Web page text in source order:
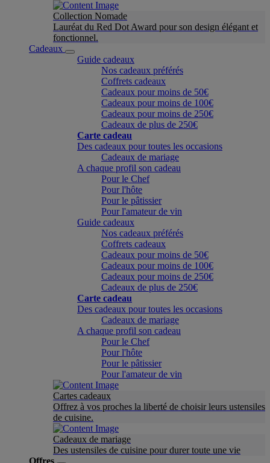
Collection Nomade
Lauréat du Red Dot Award pour son design élégant et
fonctionnel.
Cadeaux
Guide cadeaux
Nos cadeaux préférés
Coffrets cadeaux
Cadeaux pour moins de 50€
Cadeaux pour moins de 100€
Cadeaux pour moins de 250€
Cadeaux de plus de 250€
Carte cadeau
Des cadeaux pour toutes les occasions
Cadeaux de mariage
A chaque profil son cadeau
Pour le Chef
Pour l'hôte
Pour le pâtissier
Pour l'amateur de vin
Guide cadeaux
Nos cadeaux préférés
Coffrets cadeaux
Cadeaux pour moins de 50€
Cadeaux pour moins de 100€
Cadeaux pour moins de 250€
Cadeaux de plus de 250€
Carte cadeau
Des cadeaux pour toutes les occasions
Cadeaux de mariage
A chaque profil son cadeau
Pour le Chef
Pour l'hôte
Pour le pâtissier
Pour l'amateur de vin
Cartes cadeaux
Offrez à vos proches la liberté de choisir leurs ustensiles
de cuisine.
Cadeaux de mariage
Des ustensiles de cuisine pour durer toute une vie
Offres